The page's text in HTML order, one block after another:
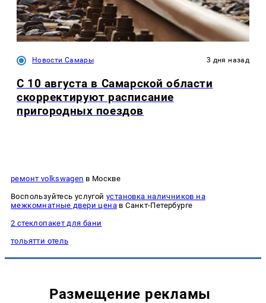
Новости Самары 3 дня назад
С 10 августа в Самарской области
скорректируют расписание
пригородных поездов
ремонт volkswagen в Москве
Воспользуйтесь услугой установка наличников на
межкомнатные двери ценав Санкт-Петербурге
2 стеклопакет для бани
тольятти отель
Размещение рекламы